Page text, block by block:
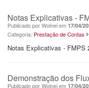
Notas Explicativas -
Publicado por Wolnei em 17/04/
Categoria: Prestação de Contas
Notas Explicativas - FMPS
Demonstração dos
Publicado por Wolnei em 17/04/